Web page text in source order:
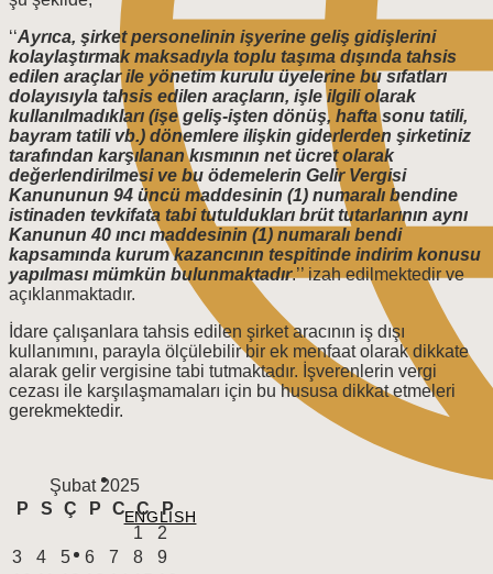
ENGLISH
‘‘Ayrıca, şirket personelinin işyerine geliş gidişlerini
kolaylaştırmak maksadıyla toplu taşıma dışında tahsis
edilen araçlar ile yönetim kurulu üyelerine bu sıfatları
dolayısıyla tahsis edilen araçların, işle ilgili olarak
kullanılmadıkları (işe geliş-işten dönüş, hafta sonu tatili,
bayram tatili vb.) dönemlere ilişkin giderlerden şirketiniz
tarafından karşılanan kısmının net ücret olarak
değerlendirilmesi ve bu ödemelerin Gelir Vergisi
Kanununun 94 üncü maddesinin (1) numaralı bendine
istinaden tevkifata tabi tutuldukları brüt tutarlarının aynı
Kanunun 40 ıncı maddesinin (1) numaralı bendi
kapsamında kurum kazancının tespitinde indirim konusu
yapılması mümkün bulunmaktadır.’’ izah edilmektedir ve
açıklanmaktadır.
İdare çalışanlara tahsis edilen şirket aracının iş dışı
kullanımını, parayla ölçülebilir bir ek menfaat olarak dikkate
alarak gelir vergisine tabi tutmaktadır. İşverenlerin vergi
cezası ile karşılaşmamaları için bu hususa dikkat etmeleri
gerekmektedir.
Şubat 2025
P
S Ç P C C
P
1
2
3
4 5 6 7 8
9